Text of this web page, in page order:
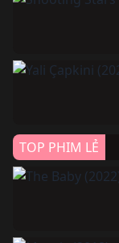
TOP PHIM LẺ